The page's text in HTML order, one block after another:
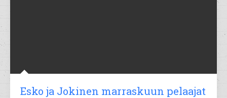
Esko ja Jokinen marraskuun pelaajat